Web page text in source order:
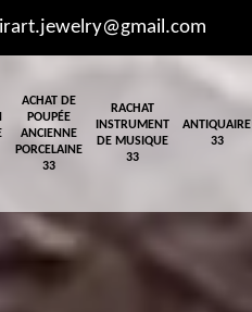
ACHAT DE
POUPÉE
ANCIENNE
PORCELAINE
33
RACHAT
INSTRUMENT
DE MUSIQUE
33
ANTIQUAIRE
33